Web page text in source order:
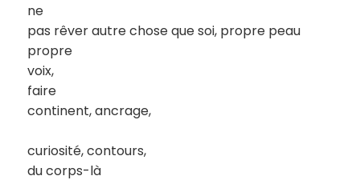
ne
pas rêver autre chose que soi, propre peau
propre
voix,
faire
continent, ancrage,
curiosité, contours,
du corps-là